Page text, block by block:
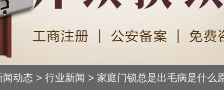
闻动态 > 行业新闻 > 家庭门锁总是出毛病是什么